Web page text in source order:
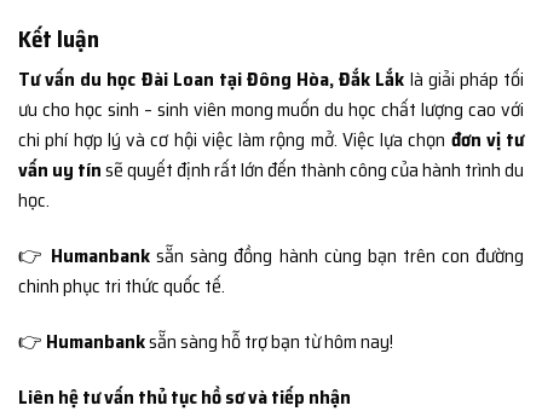
Kết luận
Tư vấn du học Đài Loan tại Đông Hòa, Đắk Lắk là giải pháp tối
ưu cho học sinh – sinh viên mong muốn du học chất lượng cao với
chi phí hợp lý và cơ hội việc làm rộng mở. Việc lựa chọn đơn vị tư
vấn uy tínsẽ quyết định rất lớn đến thành công của hành trình du
học.
👉 Humanbank sẵn sàng đồng hành cùng bạn trên con đường
chinh phục tri thức quốc tế.
👉 Humanbanksẵn sàng hỗ trợ bạn từ hôm nay!
Liên hệ tư vấn thủ tục hồ sơ và tiếp nhận